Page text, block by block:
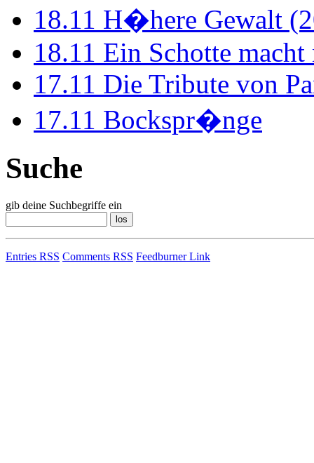
18.11 H�here Gewalt
18.11 Ein Schotte
17.11 Die Tribute von
17.11 Bockspr�nge
Suche
gib deine Suchbegriffe ein
Entries RSS Comments RSS Feedburner Link